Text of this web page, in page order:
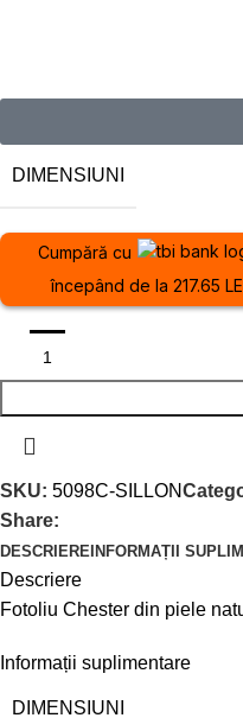
DIMENSIUNI
Cumpără cu
începând de la 217.65
SKU: 5098C-SILLON
Share:
DESCRIERE INFORMAȚII
Descriere
Fotoliu Chester din piele
Informații suplimentare
DIMENSIUNI